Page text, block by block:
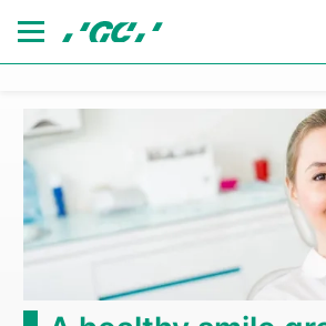
main